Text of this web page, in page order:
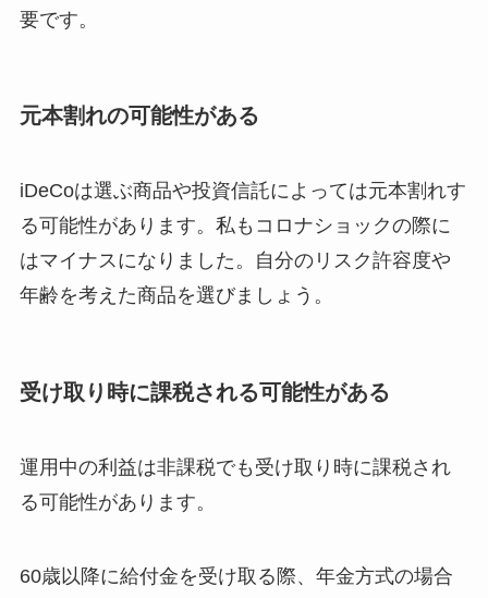
要です。
元本割れの可能性がある
iDeCoは選ぶ商品や投資信託によっては元本割れす
る可能性があります。私もコロナショックの際に
はマイナスになりました。自分のリスク許容度や
年齢を考えた商品を選びましょう。
受け取り時に課税される可能性がある
運用中の利益は非課税でも受け取り時に課税され
る可能性があります。
60歳以降に給付金を受け取る際、年金方式の場合